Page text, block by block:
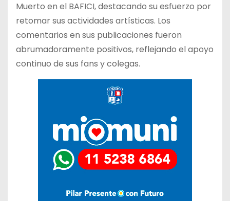
Muerto en el BAFICI, destacando su esfuerzo por
retomar sus actividades artísticas. Los
comentarios en sus publicaciones fueron
abrumadoramente positivos, reflejando el apoyo
continuo de sus fans y colegas.